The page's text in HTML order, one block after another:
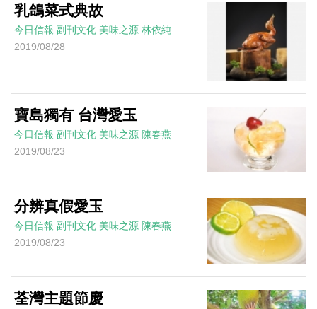
乳鴿菜式典故
今日信報 副刊文化 美味之源 林依純
2019/08/28
寶島獨有 台灣愛玉
今日信報 副刊文化 美味之源 陳春燕
2019/08/23
分辨真假愛玉
今日信報 副刊文化 美味之源 陳春燕
2019/08/23
荃灣主題節慶